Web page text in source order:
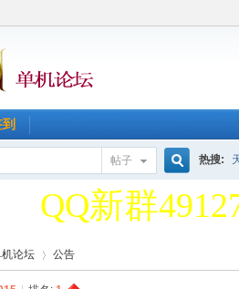
帖子 热搜:
天堂2单机
QQ新群
天堂2单机
论坛 公告